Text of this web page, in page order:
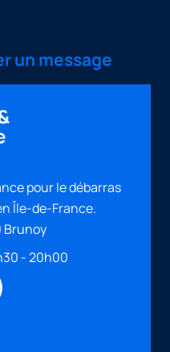
pour le débarras
Île-de-France.
Brunoy
- 20h00
un message